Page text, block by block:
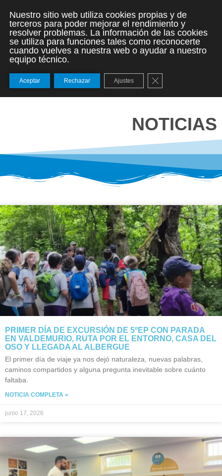
NOTICIAS
PRIMER DÍA DE EXCURSIÓN DE 5ºEP CON PARADA
EN VALDEMURIO, RUTA POR EL ENTORNO, CASA DEL
OSO Y LLEGADA AL ALBERGUE
El primer día de viaje ya nos dejó naturaleza, nuevas palabras,
caminos compartidos y alguna pregunta inevitable sobre cuánto
faltaba.
NOTICIA COMPLETA »
junio 17, 2026
Nuestro sitio web utiliza cookies propias y de
terceros para poder mejorar el rendimiento y
resolver problemas. La información de las cookies
se utiliza para funciones tales como reconocerte
cuando vuelves a nuestra web o ayudar a nuestro
equipo técnico.
Aceptar Rechazar Ajustes Cerrar el banner de